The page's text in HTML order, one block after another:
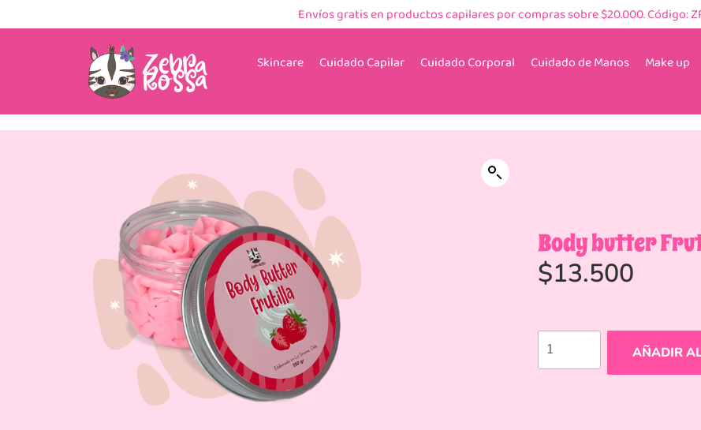
Envíos gratis en productos capilares por compras sobre $20.000. Código:
Skincare Cuidado Capilar Cuidado Corporal Cuidado de Manos Make up
Body butter
$13.500
AÑADIR